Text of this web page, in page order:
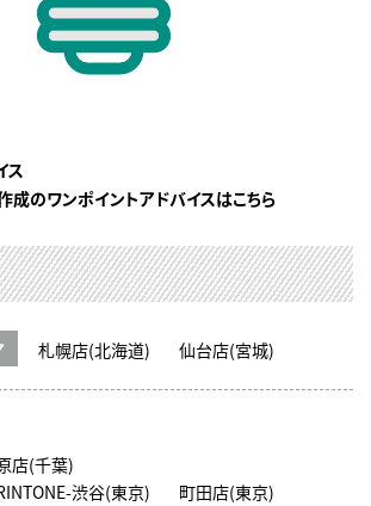
ス
成のワンポイントアドバイスはこちら
札幌店(北海道) 仙台店(宮城)
店(千葉)
渋谷(東京)
町田店(東京)